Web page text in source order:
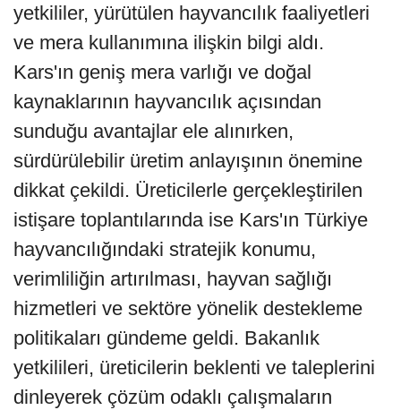
yetkililer, yürütülen hayvancılık faaliyetleri
ve mera kullanımına ilişkin bilgi aldı.
Kars'ın geniş mera varlığı ve doğal
kaynaklarının hayvancılık açısından
sunduğu avantajlar ele alınırken,
sürdürülebilir üretim anlayışının önemine
dikkat çekildi. Üreticilerle gerçekleştirilen
istişare toplantılarında ise Kars'ın Türkiye
hayvancılığındaki stratejik konumu,
verimliliğin artırılması, hayvan sağlığı
hizmetleri ve sektöre yönelik destekleme
politikaları gündeme geldi. Bakanlık
yetkilileri, üreticilerin beklenti ve taleplerini
dinleyerek çözüm odaklı çalışmaların